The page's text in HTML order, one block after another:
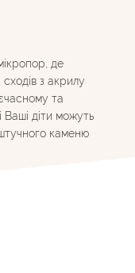
де
з акрилу
та
діти можуть
каменю